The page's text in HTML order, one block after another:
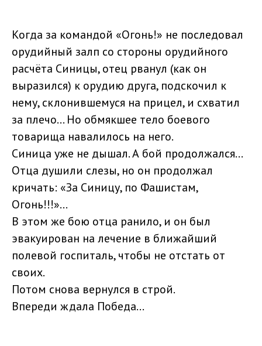
Когда за командой «Огонь!» не последовал
орудийный залп со стороны орудийного
расчёта Синицы, отец рванул (как он
выразился) к орудию друга, подскочил к
нему, склонившемуся на прицел, и схватил
за плечо... Но обмякшее тело боевого
товарища навалилось на него.
Синица уже не дышал. А бой продолжался...
Отца душили слезы, но он продолжал
кричать: «За Синицу, по Фашистам,
Огонь!!!»…
В этом же бою отца ранило, и он был
эвакуирован на лечение в ближайший
полевой госпиталь, чтобы не отстать от
своих.
Потом снова вернулся в строй.
Впереди ждала Победа...